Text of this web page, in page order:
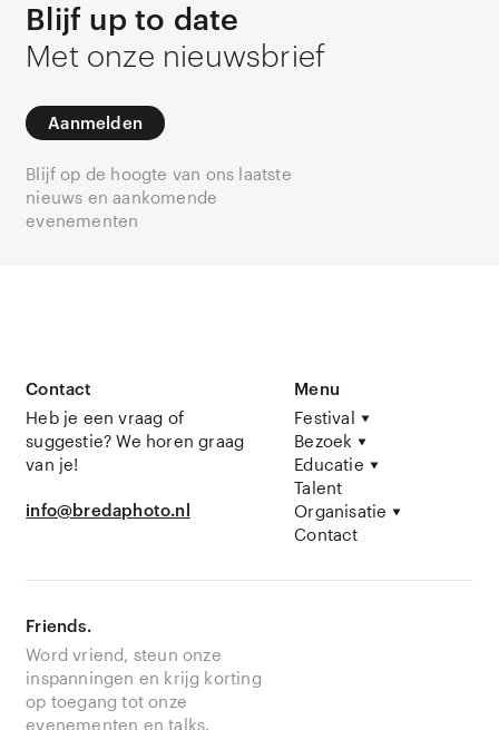
Blijf up to date
Met onze nieuwsbrief
Aanmelden
Blijf op de hoogte van ons laatste
nieuws en aankomende
evenementen
Contact
Heb je een vraag of
suggestie? We horen graag
van je!
info@bredaphoto.nl
Menu
Festival
Bezoek
Educatie
Talent
Organisatie
Contact
Friends.
Word vriend, steun onze
inspanningen en krijg korting
op toegang tot onze
evenementen en talks.